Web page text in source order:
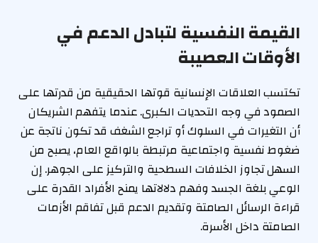
القيمة النفسية لتبادل الدعم في
الأوقات العصيبة
تكتسب العلاقات الإنسانية قوتها الحقيقية من قدرتها على
الصمود في وجه التحديات الكبرى. عندما يتفهم الشريكان
أن التغيرات في السلوك أو تراجع الشغف قد تكون ناتجة عن
ضغوط نفسية واجتماعية مرتبطة بالواقع العام، يصبح من
السهل تجاوز الخلافات السطحية والتركيز على الجوهر. إن
الوعي بلغة الجسد وفهم دلالاتها يمنح الأفراد القدرة على
قراءة الرسائل الصامتة وتقديم الدعم قبل تفاقم الأزمات
الصامتة داخل الأسرة.